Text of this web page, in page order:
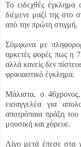
Το ειδεχθές έγκλημα
διέμενε μαζί της στο
από την πρώτη στιγμή.
Σύμφωνα με
αρκετές φορές πως η
αλλά κανείς δεν
φρικιαστικό έγκλημα.
Μάλιστα, ο
εισαγγελέα για
αποτρόπαια πράξη
μουσική και χόρευε.
Λίγο μετά έπεσε στα